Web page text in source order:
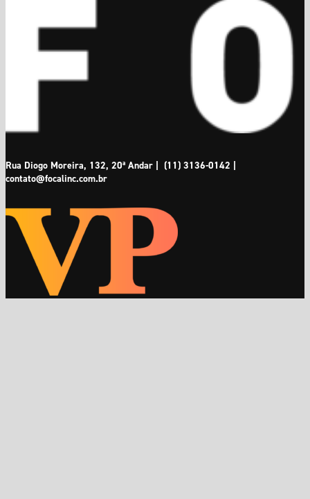
Rua Diogo Moreira, 132, 20ª Andar | (11) 3136-0142 |
contato@focalinc.com.br